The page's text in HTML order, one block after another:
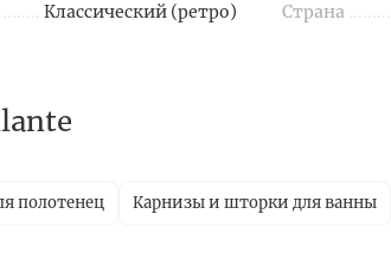
Классический (ретро)
Страна
полотенец Карнизы и шторки для ванны